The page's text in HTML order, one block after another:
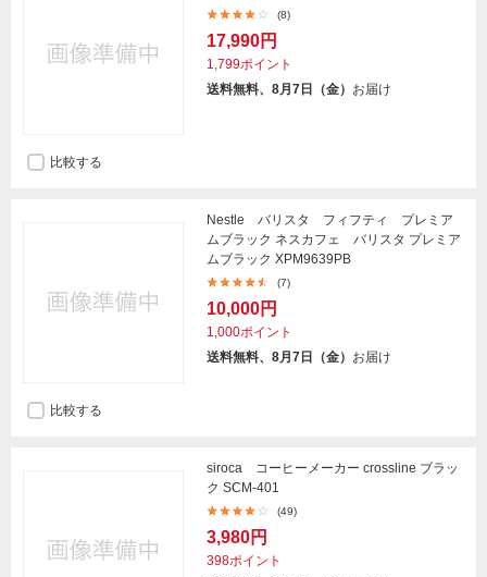
(8)
17,990円
1,799ポイント
送料無料、8月7日（金） お届け
比較する
Nestle バリスタ フィフティ プレミア
ムブラック ネスカフェ バリスタ プレミア
ムブラック XPM9639PB
(7)
10,000円
1,000ポイント
送料無料、8月7日（金） お届け
比較する
siroca コーヒーメーカー crossline ブラッ
ク SCM-401
(49)
3,980円
398ポイント